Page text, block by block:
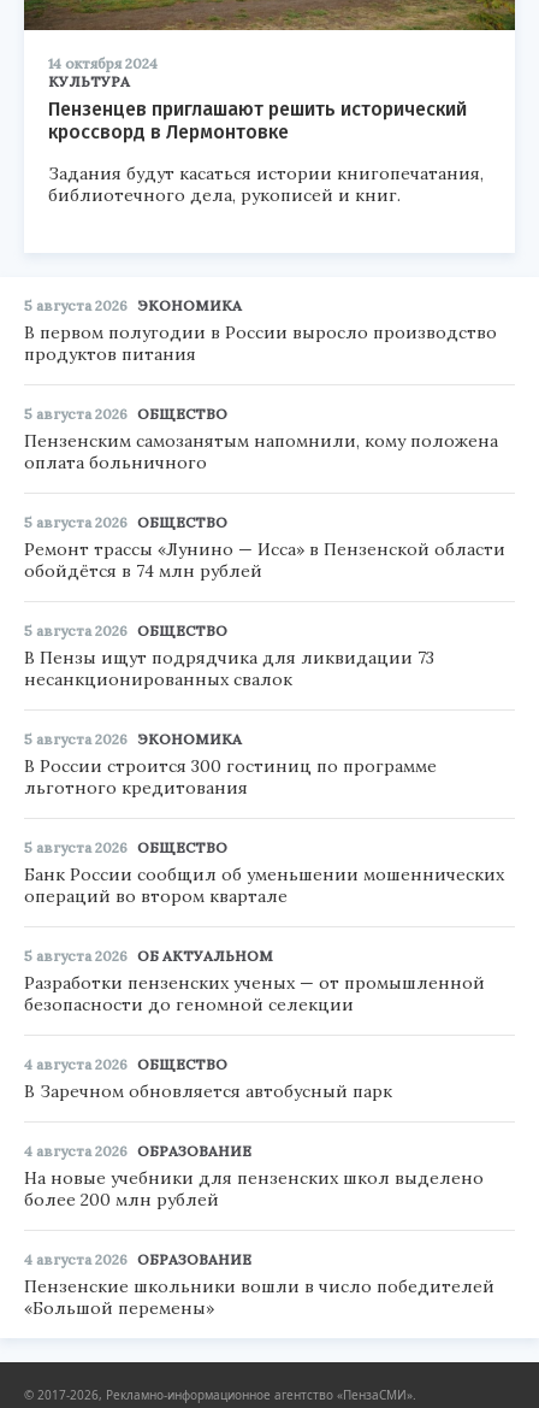
14 октября 2024
КУЛЬТУРА
Пензенцев приглашают решить исторический
кроссворд в Лермонтовке
Задания будут касаться истории книгопечатания,
библиотечного дела, рукописей и книг.
5 августа 2026 ЭКОНОМИКА
В первом полугодии в России выросло производство
продуктов питания
5 августа 2026 ОБЩЕСТВО
Пензенским самозанятым напомнили, кому положена
оплата больничного
5 августа 2026 ОБЩЕСТВО
Ремонт трассы «Лунино — Исса» в Пензенской области
обойдётся в 74 млн рублей
5 августа 2026 ОБЩЕСТВО
В Пензы ищут подрядчика для ликвидации 73
несанкционированных свалок
5 августа 2026 ЭКОНОМИКА
В России строится 300 гостиниц по программе
льготного кредитования
5 августа 2026 ОБЩЕСТВО
Банк России сообщил об уменьшении мошеннических
операций во втором квартале
5 августа 2026 ОБ АКТУАЛЬНОМ
Разработки пензенских ученых — от промышленной
безопасности до геномной селекции
4 августа 2026 ОБЩЕСТВО
В Заречном обновляется автобусный парк
4 августа 2026 ОБРАЗОВАНИЕ
На новые учебники для пензенских школ выделено
более 200 млн рублей
4 августа 2026 ОБРАЗОВАНИЕ
Пензенские школьники вошли в число победителей
«Большой перемены»
© 2017-2026, Рекламно-информационное агентство «ПензаСМИ».